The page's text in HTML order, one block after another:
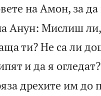
на Амон, за да
Анун: Мислиш
ти? Не са ли
и да я огледат?
дрехите им до